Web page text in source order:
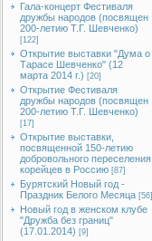
Гала-концерт Фестиваля
дружбы народов (посвящен
200-летию Т.Г. Шевченко)
[122]
Открытие выставки "Дума о
Тарасе Шевченко" (12
марта 2014 г.) [20]
Открытие Фестиваля
дружбы народов (посвящен
200-летию Т.Г. Шевченко)
[17]
Открытие выставки,
посвященной 150-летию
добровольного переселения
корейцев в Россию [87]
Бурятский Новый год -
Праздник Белого Месяца [56]
Новый год в женском клубе
"Дружба без границ"
(17.01.2014) [9]